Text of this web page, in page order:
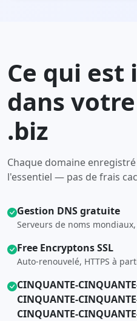
Ce qui est
dans
.biz
Chaque domaine
l'essentiel — pas de frais
Gestion DNS gratuite
Serveurs de noms
Free Encryptons SSL
Auto-renouvelé, HTTPS à
CINQUANTE-
CINQUANTE-
CINQUANTE-